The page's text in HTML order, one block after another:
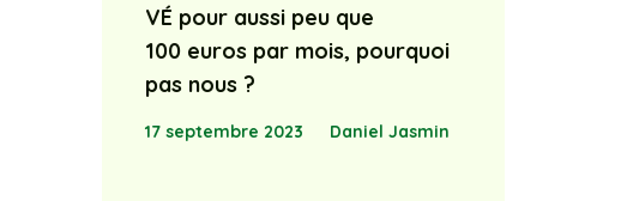
VÉ pour aussi peu que
100 euros par mois, pourquoi
pas nous ?
17 septembre 2023 Daniel Jasmin